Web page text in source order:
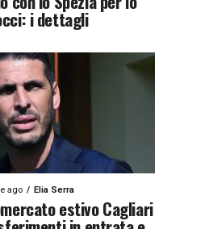
i dettagli
ago Elia Serra
estivo Cagliari